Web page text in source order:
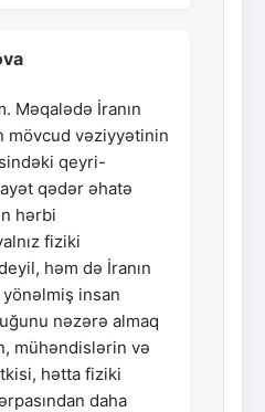
Məqalədə İranın
mövcud vəziyyətinin
qeyri-
qədər əhatə
hərbi
fiziki
həm də İranın
yönəlmiş insan
nəzərə almaq
mühəndislərin və
hətta fiziki
daha